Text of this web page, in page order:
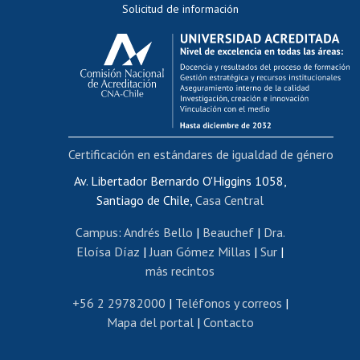
Evaluación docente
Calificación académica
Postulación al AUCAI
Funcionarias/os
Cursos internos de capacitación
Bienestar del personal
Portal de movilidad interna
Certificado de renta
Certificado de renta honorarios
Editar páginas blancas
Extranjeras/os
Revalidación y reconocimiento de títulos
Postulación al Programa de Movilidad Estudiantil
Solicitud de información
Av. Libertador Bernardo O'Higgins 1058,
Santiago de Chile, Casa Central
Campus: Andrés Bello | Beauchef| Dra.
Eloísa Díaz |Juan Gómez Millas | Sur |
más recintos
+56 2 29782000 | Teléfonos y correos |
Mapa del portal| Contacto
Certificación en estándares de igualdad de género